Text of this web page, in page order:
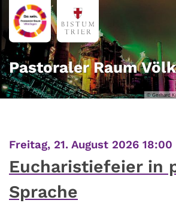
Zum Inhalt springen
© Gerhard
Pastoraler Raum
Freitag, 21. August 2026 18:00
Eucharistiefeier in
Sprache